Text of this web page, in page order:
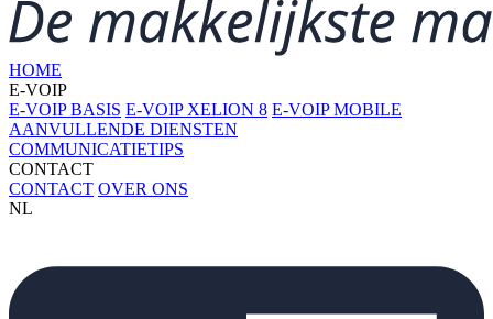
HOME
E-VOIP
E-VOIP BASIS E-VOIP XELION 8 E-VOIP MOBILE
AANVULLENDE DIENSTEN
COMMUNICATIETIPS
CONTACT
CONTACT OVER ONS
NL